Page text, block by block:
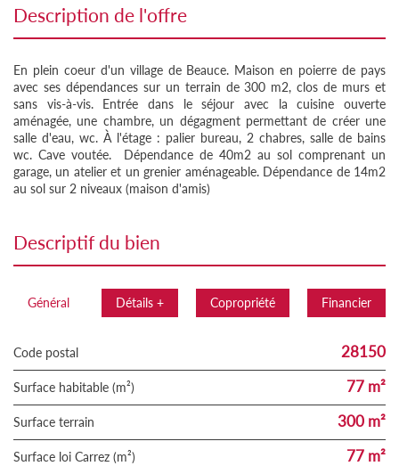
description de l'offre
En plein coeur d'un village de Beauce. Maison en poierre de pays
avec ses dépendances sur un terrain de 300 m2, clos de murs et
sans vis-à-vis. Entrée dans le séjour avec la cuisine ouverte
aménagée, une chambre, un dégagment permettant de créer une
salle d'eau, wc. À l'étage : palier bureau, 2 chabres, salle de bains
wc. Cave voutée. Dépendance de 40m2 au sol comprenant un
garage, un atelier et un grenier aménageable. Dépendance de 14m2
au sol sur 2 niveaux (maison d'amis)
descriptif du bien
Général Détails + Copropriété Financier
Code postal 28150
Surface habitable (m²) 77 m²
surface terrain 300 m²
Surface loi Carrez (m²) 77 m²